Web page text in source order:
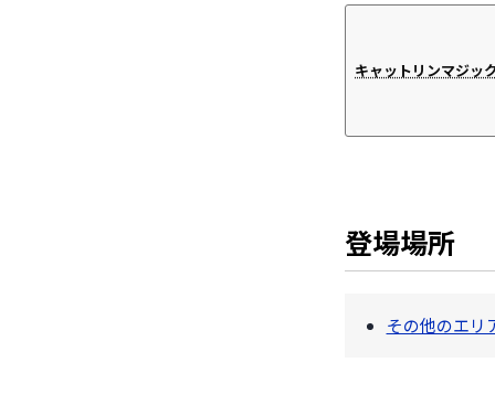
キャットリンマジッ
登場場所
その他のエリ